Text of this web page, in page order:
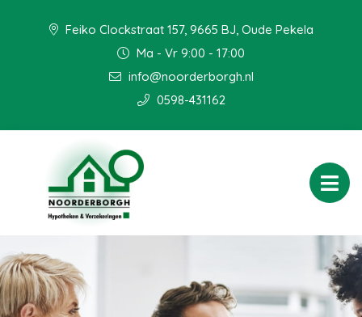
Feiko Clockstraat 157, 9665 BJ, Oude Pekela
Ma - Vr 9:00 - 17:00
info@noorderborgh.nl
0598-431162